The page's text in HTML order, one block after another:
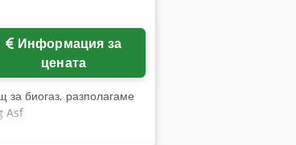
цената
биогаз, разполагаме
Asf